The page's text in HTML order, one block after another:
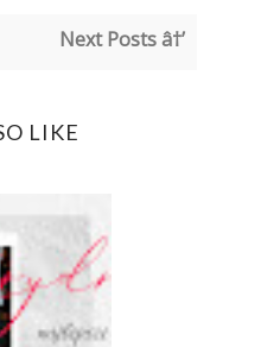
Next Posts â†’
LIKE